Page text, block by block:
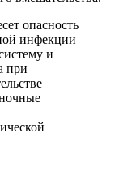
опасность
инфекции
и
при